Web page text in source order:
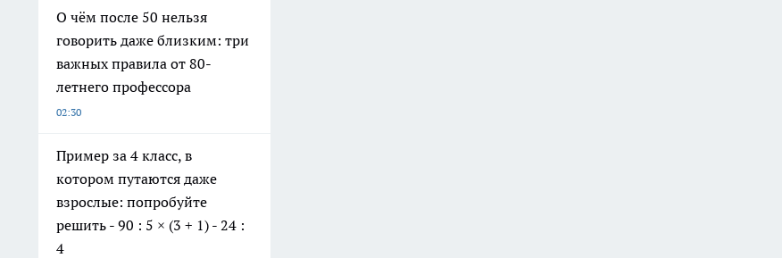
О чём после 50 нельзя
говорить даже близким: три
важных правила от 80-
летнего профессора
02:30
Пример за 4 класс, в
котором путаются даже
взрослые: попробуйте
решить - 90 : 5 × (3 + 1) - 24 :
4